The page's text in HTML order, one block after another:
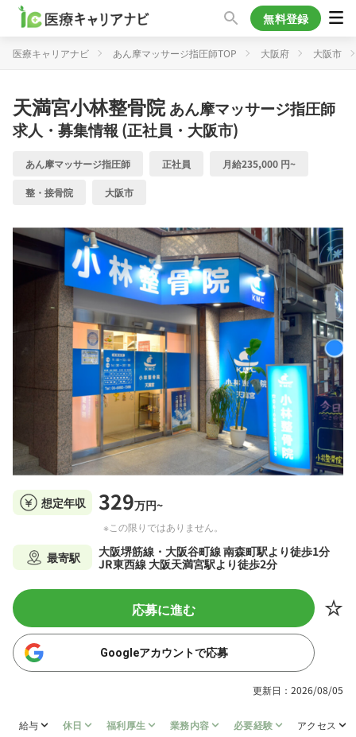
無料登録
医療キャリアナビ あん摩マッサージ指圧師TOP 大阪府 大阪市
天満宮小林整骨院あん摩マッサージ指圧師
求人・募集情報 (正社員・大阪市)
あん摩マッサージ指圧師 正社員 月給235,000 円~
整・接骨院 大阪市
想定年収 329万円~
※この限りではありません。
最寄駅
大阪堺筋線・大阪谷町線 南森町駅より徒歩1分
JR東西線 大阪天満宮駅より徒歩2分
応募に進む
Googleアカウントで応募
更新日：2026/08/05
給与 休日 福利厚生 業務内容 必要経験 アクセス